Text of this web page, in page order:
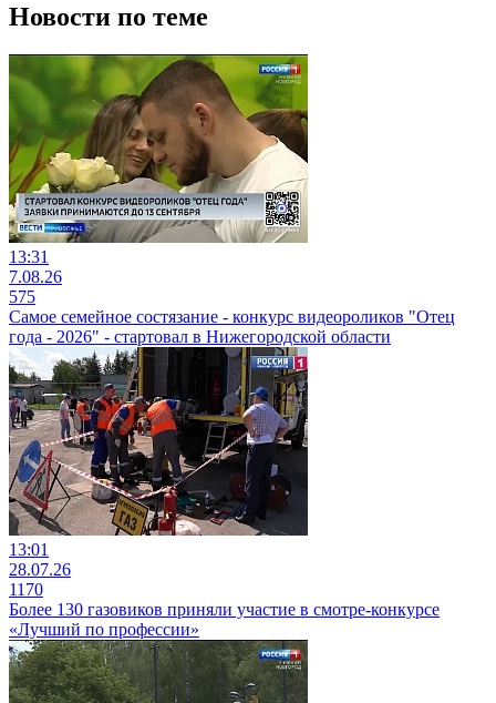
Новости по теме
13:31
7.08.26
575
Самое семейное состязание - конкурс видеороликов "Отец
года - 2026" - стартовал в Нижегородской области
13:01
28.07.26
1170
Более 130 газовиков приняли участие в смотре-конкурсе
«Лучший по профессии»